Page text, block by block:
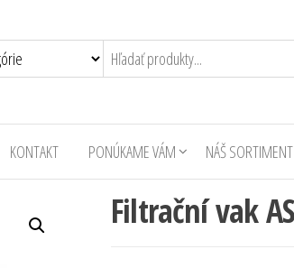
KONTAKT PONÚKAME VÁM NÁŠ SORTIMENT
Filtrační vak